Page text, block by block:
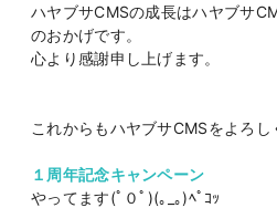
ハヤブサCMSの成長はハヤブサ
のおかげです。
心より感謝申し上げます。
これからもハヤブサCMSをよろし
１周年記念キャンペーン
やってます(ﾟ０ﾟ)(｡_｡)ﾍﾟｺｯ